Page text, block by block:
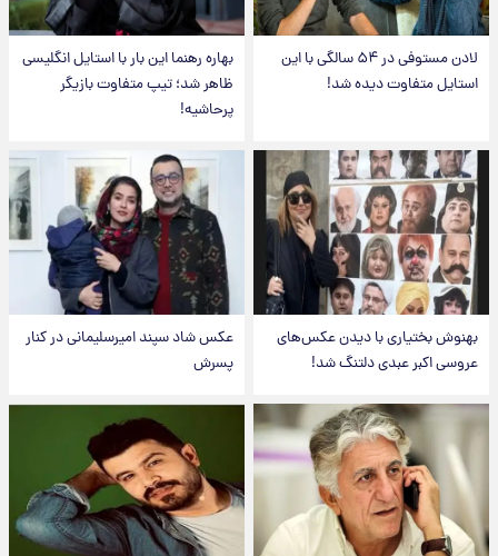
لادن مستوفی در ۵۴ سالگی با این
استایل متفاوت دیده شد!
بهاره رهنما این بار با استایل انگلیسی
ظاهر شد؛ تیپ متفاوت بازیگر
پرحاشیه!
بهنوش بختیاری با دیدن عکس‌های
عروسی اکبر عبدی دلتنگ شد!
عکس شاد سپند امیرسلیمانی در کنار
پسرش